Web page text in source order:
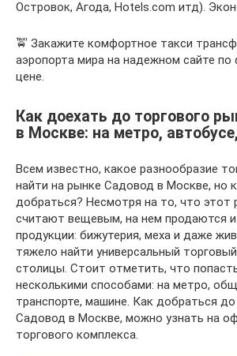
Островок, Агода, Hotels.com итд).
🚖 Закажите комфортное такси
аэропорта мира на надежном сайте по
цене.
Как доехать до торгового
в Москве: на метро,
Всем известно, какое разнообразие
найти на рынке Садовод в Москве, но
добраться? Несмотря на то, что этот
считают вещевым, на нем продаются
продукции: бижутерия, меха и даже
тяжело найти универсальный
столицы. Стоит отметить, что
несколькими способами: на метро,
транспорте, машине. Как добраться
Садовод в Москве, можно узнать на
торгового комплекса.